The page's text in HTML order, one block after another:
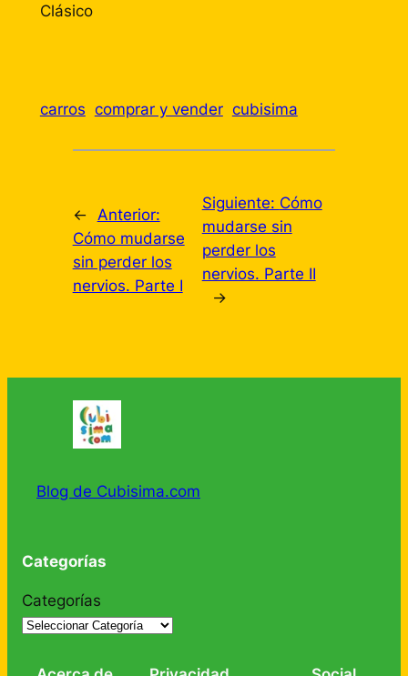
Clásico
carros comprar y vender cubisima
← Anterior:
Cómo mudarse
sin perder los
nervios. Parte I
Siguiente: Cómo
mudarse sin
perder los
nervios. Parte II
→
Blog de Cubisima.com
Categorías
Categorías